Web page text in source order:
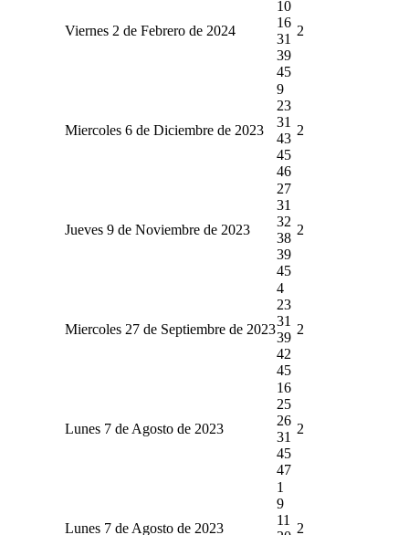
Viernes 2 de Febrero de 2024
10
16
31
39
45
2
Miercoles 6 de Diciembre de 2023
9
23
31
43
45
46
2
Jueves 9 de Noviembre de 2023
27
31
32
38
39
45
2
Miercoles 27 de Septiembre de 2023
4
23
31
39
42
45
2
Lunes 7 de Agosto de 2023
16
25
26
31
45
47
2
Lunes 7 de Agosto de 2023
1
9
11
2